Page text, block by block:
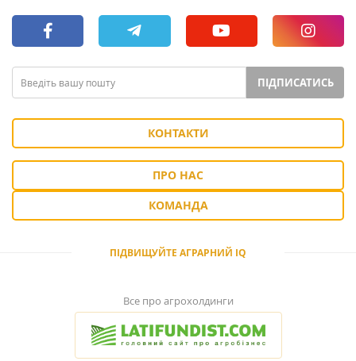
ПІДПИСАТИСЬ
КОНТАКТИ
ПРО НАС
КОМАНДА
ПІДВИЩУЙТЕ АГРАРНИЙ IQ
Все про агрохолдинги